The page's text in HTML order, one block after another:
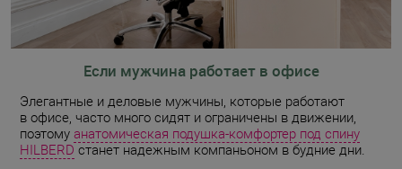
Если мужчина работает в офисе
Элегантные и деловые мужчины, которые работают
в офисе, часто много сидят и ограничены в движении,
поэтому анатомическая подушка-комфортер под спину
HILBERD станет надежным компаньоном в будние дни.